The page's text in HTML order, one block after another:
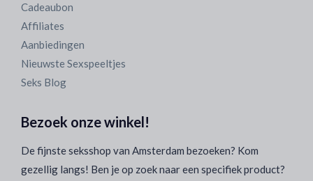
Cadeaubon
Affiliates
Aanbiedingen
Nieuwste Sexspeeltjes
Seks Blog
Bezoek onze winkel!
De fijnste seksshop van Amsterdam bezoeken? Kom
gezellig langs! Ben je op zoek naar een specifiek product?